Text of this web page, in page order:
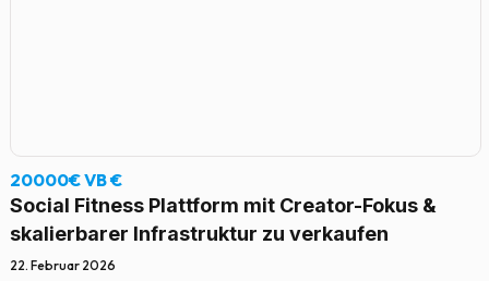
20000€ VB €
Social Fitness Plattform mit Creator-Fokus &
skalierbarer Infrastruktur zu verkaufen
22. Februar 2026